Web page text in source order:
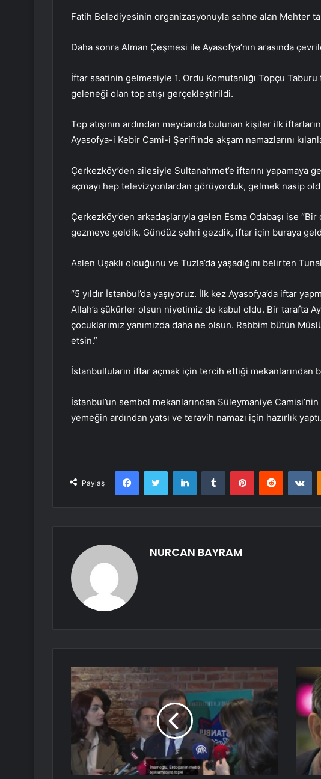
Fatih Belediyesinin organizasyonuyla sahne alan Mehter
Daha sonra Alman Çeşmesi ile Ayasofya’nın arasında
İftar saatinin gelmesiyle 1. Ordu Komutanlığı Topçu
geleneği olan top atışı gerçekleştirildi.
Top atışının ardından meydanda bulunan kişiler ilk
Ayasofya-i Kebir Cami-i Şerifi’nde akşam namazlarını
Çerkezköy’den ailesiyle Sultanahmet’e iftarını yapamaya
açmayı hep televizyonlardan görüyorduk, gelmek nasip
Çerkezköy’den arkadaşlarıyla gelen Esma Odabaşı ise
gezmeye geldik. Gündüz şehri gezdik, iftar için buraya
Aslen Uşaklı olduğunu ve Tuzla’da yaşadığını belirten
“5 yıldır İstanbul’da yaşıyoruz. İlk kez Ayasofya’da iftar
Allah’a şükürler olsun niyetimiz de kabul oldu. Bir tarafta
çocuklarımız yanımızda daha ne olsun. Rabbim bütün
etsin.”
İstanbulluların iftar açmak için tercih ettiği mekanlarından
İstanbul’un sembol mekanlarından Süleymaniye
yemeğin ardından yatsı ve teravih namazı için hazırlık yaptı.
Paylaş
FacebookTwitter LinkedInTumblr PinterestReddit
NURCAN BAYRAM